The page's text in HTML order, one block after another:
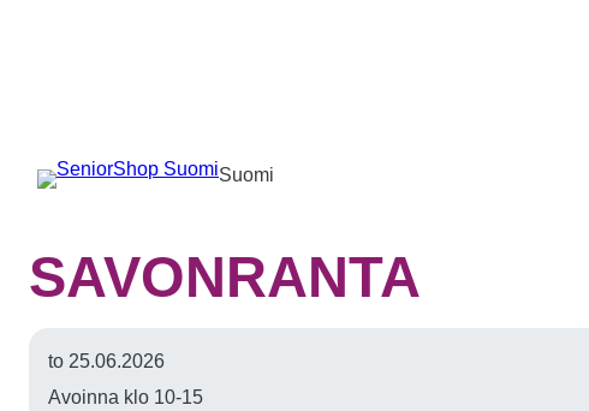
Suomi
SAVONRANTA
to 25.06.2026
Avoinna klo 10-15